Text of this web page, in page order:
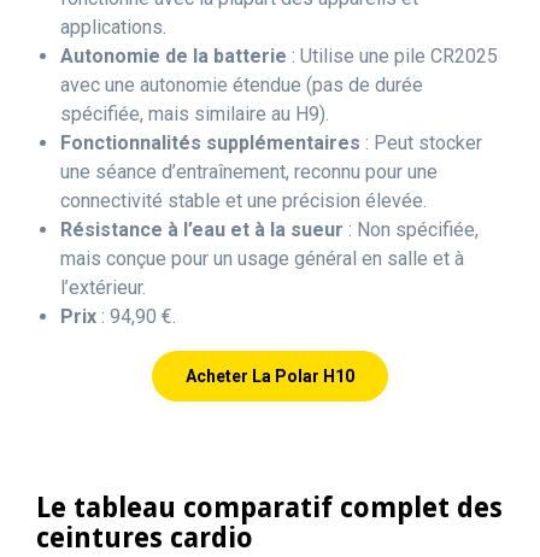
applications.
Autonomie de la batterie : Utilise une pile CR2025
avec une autonomie étendue (pas de durée
spécifiée, mais similaire au H9).
Fonctionnalités supplémentaires : Peut stocker
une séance d’entraînement, reconnu pour une
connectivité stable et une précision élevée.
Résistance à l’eau et à la sueur : Non spécifiée,
mais conçue pour un usage général en salle et à
l’extérieur.
Prix : 94,90 €.
Acheter La Polar H10
Le tableau comparatif complet des
ceintures cardio